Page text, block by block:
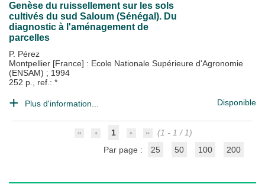
Genèse du ruissellement sur les sols
cultivés du sud Saloum (Sénégal). Du
diagnostic à l'aménagement de
parcelles
P. Pérez
Montpellier [France] : Ecole Nationale Supérieure d'Agronomie
(ENSAM) ; 1994
252 p., ref.: *
Plus d'information... Disponible
1
(1 - 1 / 1)
Par page :
25 50 100 200